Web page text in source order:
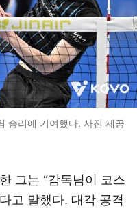
승리에 기여했다. 사진 제공
그는 “감독님이 코스
고 말했다. 대각 공격